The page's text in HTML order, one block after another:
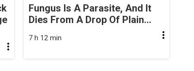
Fungus Is A Parasite, And It
Dies From A Drop Of Plain...
7 h 12 min